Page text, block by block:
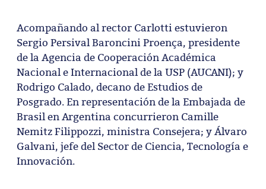
Acompañando al rector Carlotti estuvieron
Sergio Persival Baroncini Proença, presidente
de la Agencia de Cooperación Académica
Nacional e Internacional de la USP (AUCANI); y
Rodrigo Calado, decano de Estudios de
Posgrado. En representación de la Embajada de
Brasil en Argentina concurrieron Camille
Nemitz Filippozzi, ministra Consejera; y Álvaro
Galvani, jefe del Sector de Ciencia, Tecnología e
Innovación.